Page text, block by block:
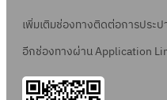
เพิ่มเติมช่องทางติดต่อการประ
อีกช่องทางผ่าน Application